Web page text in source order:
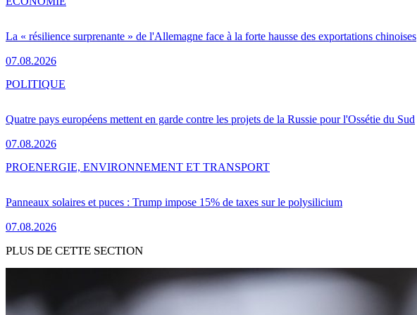
La « résilience surprenante » de l'Allemagne face à la forte hausse des exportations chinoises
07.08.2026
Quatre pays européens mettent en garde contre les projets de la Russie pour l'Ossétie du Sud
07.08.2026
POLITIQUE
Panneaux solaires et puces : Trump impose 15% de taxes sur le polysilicium
07.08.2026
PROENERGIE, ENVIRONNEMENT ET TRANSPORT
PLUS DE CETTE SECTION